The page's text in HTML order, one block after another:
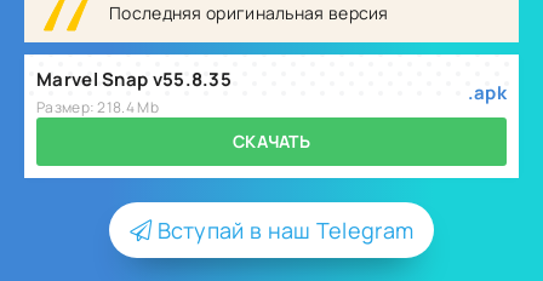
Последняя оригинальная версия
Marvel Snap v55.8.35
Размер: 218.4 Mb
.apk
СКАЧАТЬ
Вступай в наш Telegram